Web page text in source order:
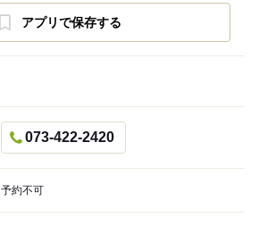
アプリで保存する
073-422-2420
予約不可